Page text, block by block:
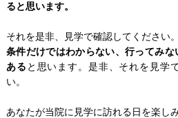
ると思います。
それを是非、見学で確認してください。
条件だけではわからない、行ってみな
ある と思います。是非、それを見学
い。
あなたが当院に見学に訪れる日を楽し